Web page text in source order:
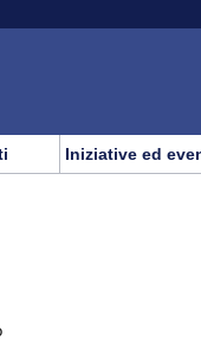
Iniziative ed